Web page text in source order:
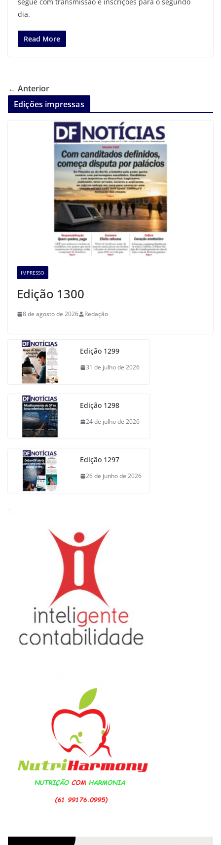
dia.
Read More
← Anterior
Edições impressas
IMPRESSO
Edição 1300
8 de agosto de 2026 Redação
Edição 1299
31 de julho de 2026
Edição 1298
24 de julho de 2026
Edição 1297
26 de junho de 2026